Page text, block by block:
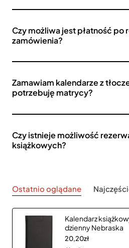
Czy możliwa jest płatność po
zamówienia?
Zamawiam kalendarze z
potrzebuję matrycy?
Czy istnieje możliwość
książkowych?
Ostatnio oglądane
Kalendarz
dzienny Nebraska
20,20zł